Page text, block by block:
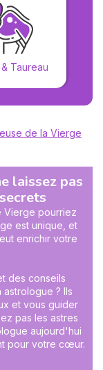
Taureau
de la Vierge
laissez pas
Vierge pourriez
est unique, et
enrichir votre
des conseils
? Ils
et vous guider
pas les astres
aujourd'hui
pour votre cœur.